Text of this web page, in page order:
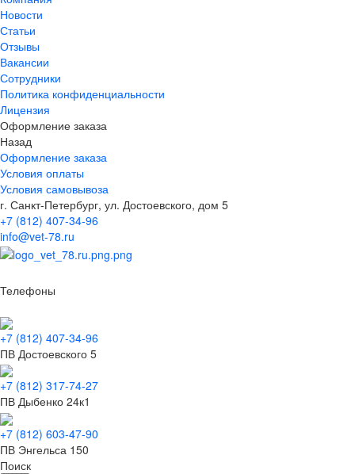
Новости
Статьи
Отзывы
Вакансии
Сотрудники
Политика конфиденциальности
Лицензия
Оформление заказа
Назад
Оформление заказа
Условия оплаты
Условия самовывоза
г. Санкт-Петербург, ул. Достоевского, дом 5
+7 (812) 407-34-96
info@vet-78.ru
Телефоны
+7 (812) 407-34-96
ПВ Достоевского 5
+7 (812) 317-74-27
ПВ Дыбенко 24к1
+7 (812) 603-47-90
ПВ Энгельса 150
Поиск